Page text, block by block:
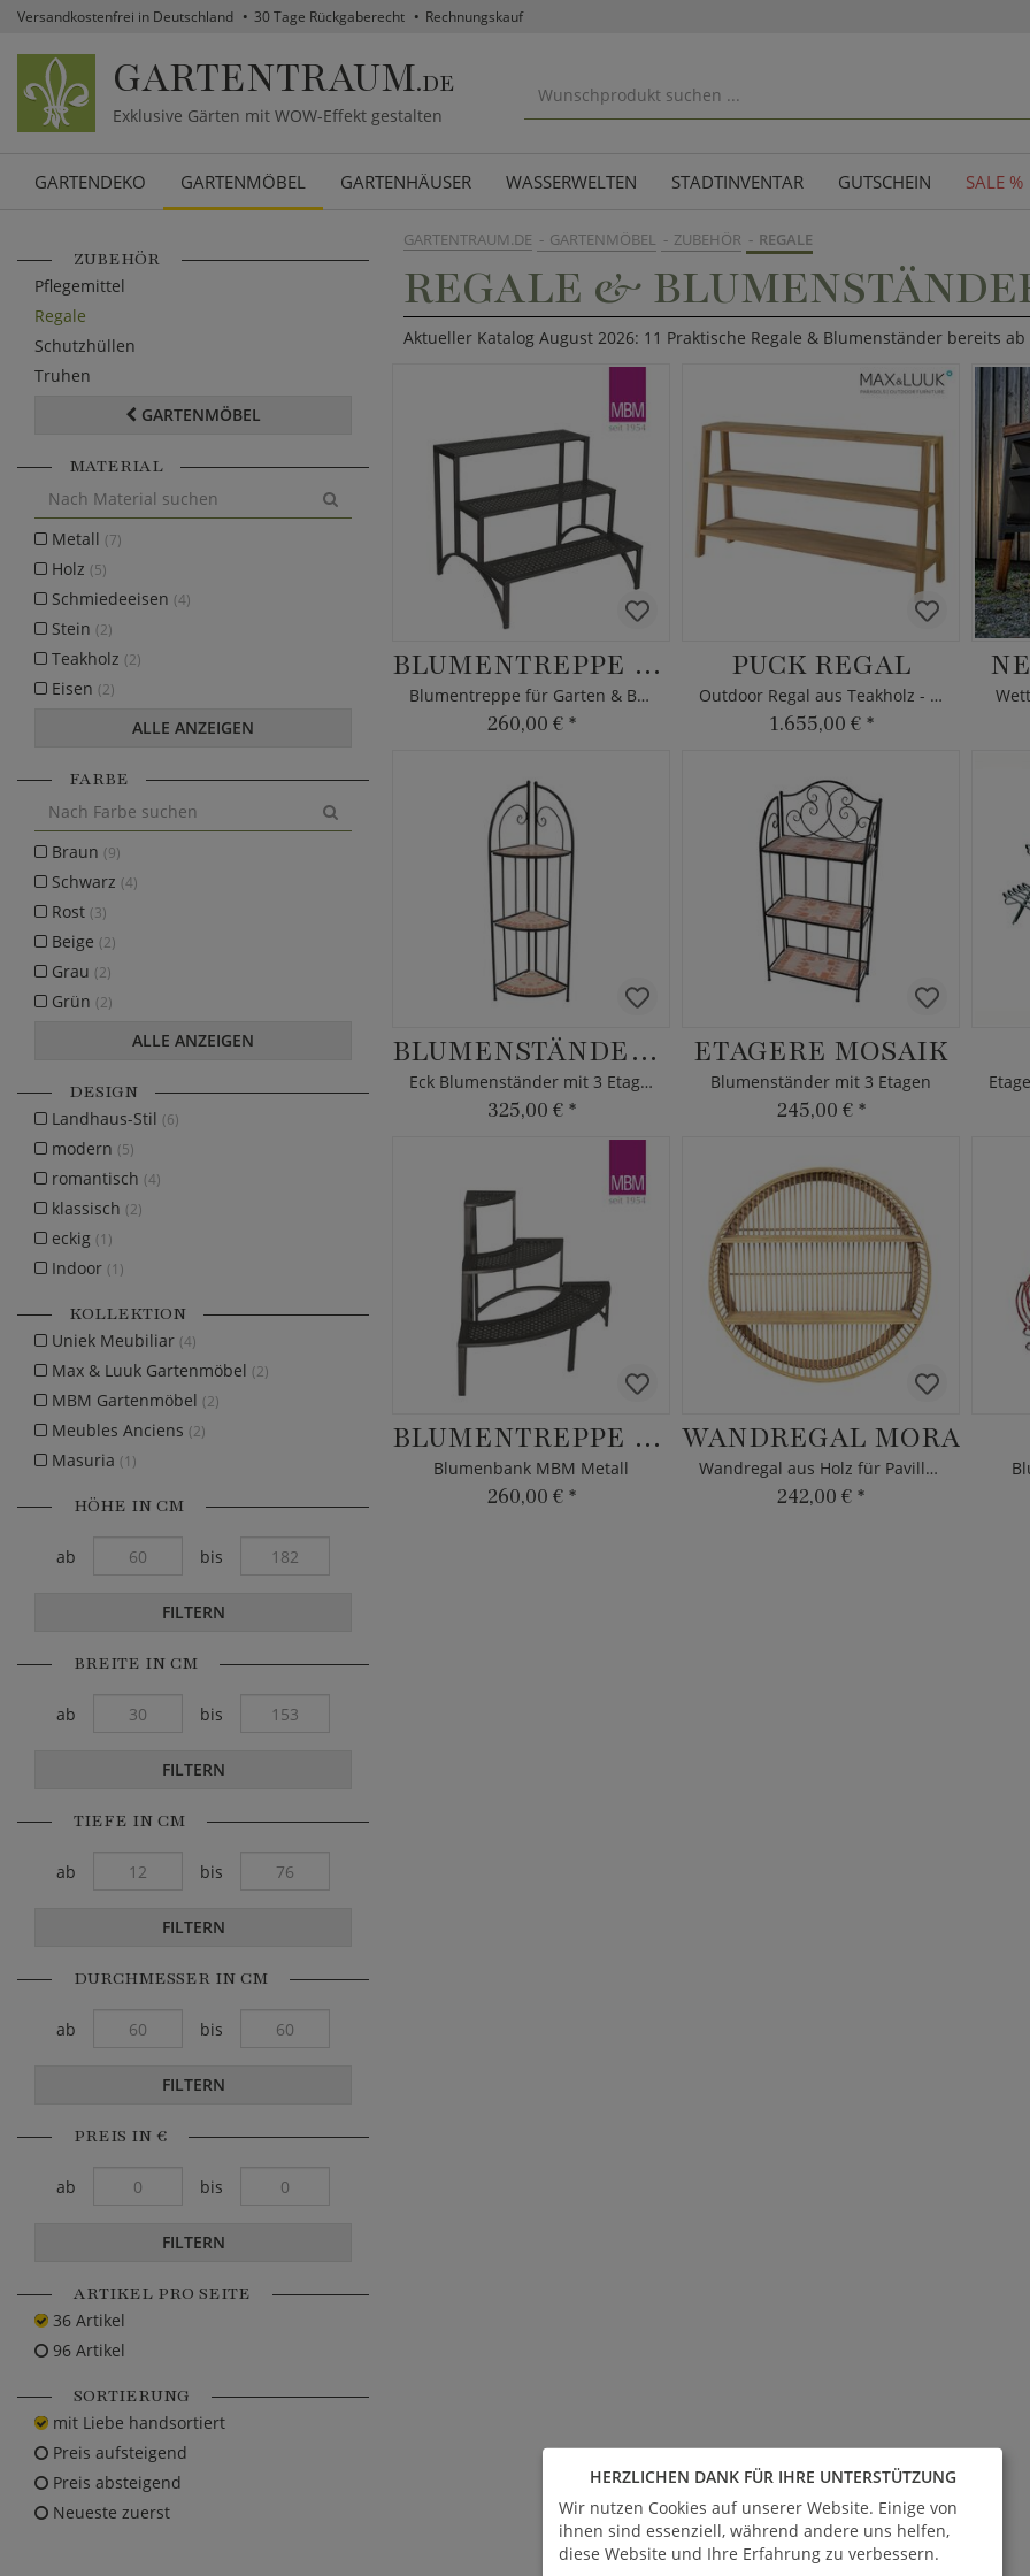
Versandkostenfrei in Deutschland 30 Tage Rückgaberecht Rechnungskauf
GARTENTRAUM.DE
Exklusive Gärten mit WOW-Effekt gestalten
GARTENDEKO GARTENMÖBEL GARTENHÄUSER WASSERWELTEN STADTINVENTAR GUTSCHEIN SALE %
GARTENTRAUM.DE GARTENMÖBEL ZUBEHÖR REGALE
REGALE &
Aktueller Katalog August 2026: 11 Praktische Regale & Blumenständer bereits ab
BLUMENTREPPE SCALA
Blumentreppe für Garten & Balkon
260,00 € *
PUCK REGAL
Outdoor Regal aus Teakholz - 150cm - Max&Luuk
1.655,00 € *
BLUMENSTÄNDER MOSAIK
Eck Blumenständer mit 3 Etagen
325,00 € *
ETAGERE MOSAIK
Blumenständer mit 3 Etagen
245,00 € *
BLUMENTREPPE SCALA
Blumenbank MBM Metall
260,00 € *
WANDREGAL MORA
Wandregal aus Holz für Pavillons
242,00 € *
ZUBEHÖR
Pflegemittel
Regale
Schutzhüllen
Truhen
GARTENMÖBEL
MATERIAL
Metall (7)
Holz (5)
Schmiedeeisen (4)
Stein (2)
Teakholz (2)
Eisen (2)
ALLE ANZEIGEN
FARBE
Braun (9)
Schwarz (4)
Rost (3)
Beige (2)
Grau (2)
Grün (2)
ALLE ANZEIGEN
DESIGN
Landhaus-Stil (6)
modern (5)
romantisch (4)
klassisch (2)
eckig (1)
Indoor (1)
KOLLEKTION
Uniek Meubiliar (4)
Max & Luuk Gartenmöbel (2)
MBM Gartenmöbel (2)
Meubles Anciens (2)
Masuria (1)
HÖHE IN CM
ab bis
FILTERN
BREITE IN CM
ab bis
FILTERN
TIEFE IN CM
ab bis
FILTERN
DURCHMESSER IN CM
ab bis
FILTERN
PREIS IN €
ab bis
FILTERN
ARTIKEL PRO SEITE
36 Artikel
96 Artikel
SORTIERUNG
mit Liebe handsortiert
Preis aufsteigend
Preis absteigend
Neueste zuerst
HERZLICHEN DANK FÜR IHRE UNTERSTÜTZUNG
Wir nutzen Cookies auf unserer Website. Einige von
ihnen sind essenziell, während andere uns helfen,
diese Website und Ihre Erfahrung zu verbessern.